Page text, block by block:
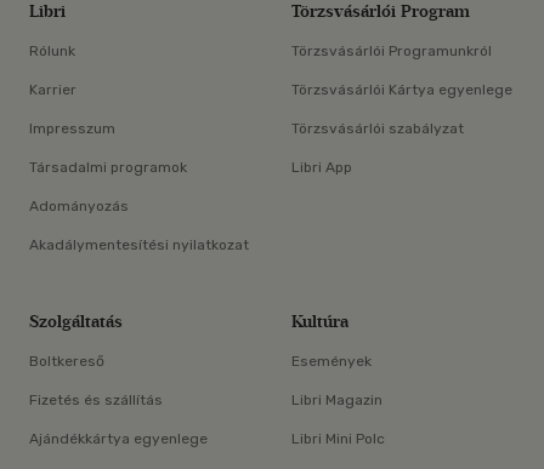
Libri
Rólunk
Karrier
Impresszum
Társadalmi programok
Adományozás
Akadálymentesítési nyilatkozat
Törzsvásárlói Program
Törzsvásárlói Programunkról
Törzsvásárlói Kártya egyenlege
Törzsvásárlói szabályzat
Libri App
Szolgáltatás
Boltkereső
Fizetés és szállítás
Ajándékkártya egyenlege
Kultúra
Események
Libri Magazin
Libri Mini Polc